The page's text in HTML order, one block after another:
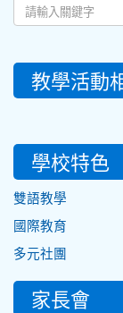
教學活動
學校特色
雙語教學
國際教育
多元社團
家長會